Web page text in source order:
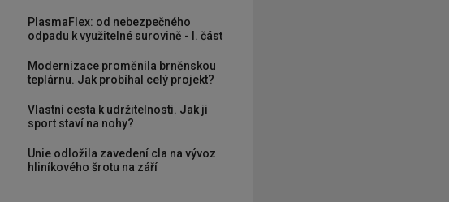
PlasmaFlex: od nebezpečného
odpadu k využitelné surovině - I. část
Modernizace proměnila brněnskou
teplárnu. Jak probíhal celý projekt?
Vlastní cesta k udržitelnosti. Jak ji
sport staví na nohy?
Unie odložila zavedení cla na vývoz
hliníkového šrotu na září